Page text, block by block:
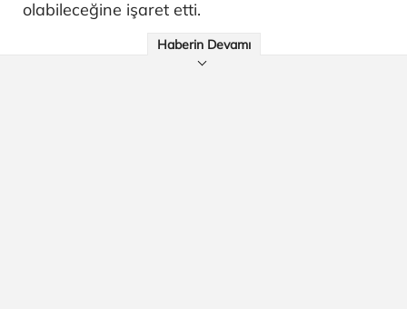
olabileceğine işaret etti.
Haberin Devamı